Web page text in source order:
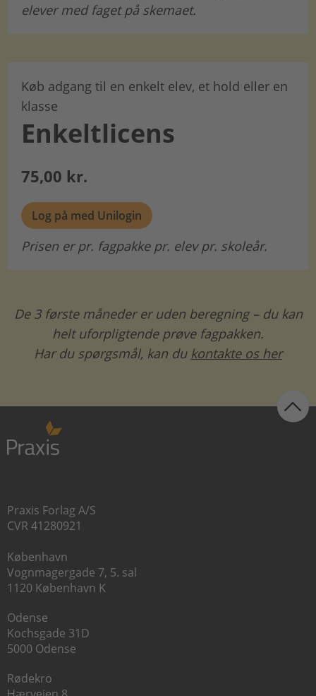
elever med faget på skemaet.
Køb adgang til en enkelt elev, et hold eller en
klasse
Enkeltlicens
75,00 kr.
Log på med Unilogin
Prisen er pr. fagpakke pr. elev pr. skoleår.
De 3 første måneder er uden beregning – du kan
helt uforpligtende prøve fagpakken.
Har du spørgsmål, kan du kontakte os her
Praxis Forlag A/S
CVR 41280921
København
Vognmagergade 7, 5. sal
1120 København K
Odense
Kochsgade 31D
5000 Odense
Rødekro